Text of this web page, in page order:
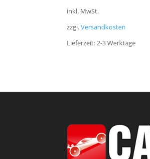
inkl. MwSt.
zzgl.Versandkosten
Lieferzeit:2-3 Werktage